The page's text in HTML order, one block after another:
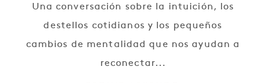
Una conversación sobre la intuición, los
destellos cotidianos y los pequeños
cambios de mentalidad que nos ayudan a
reconectar...